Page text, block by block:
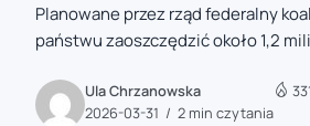
zaobserwuj nas
zaobserwuj nas
Planowane przez rząd federalny
państwu zaoszczędzić około 1,2
Ula Chrzanowska
2026-03-31
2 min czytania